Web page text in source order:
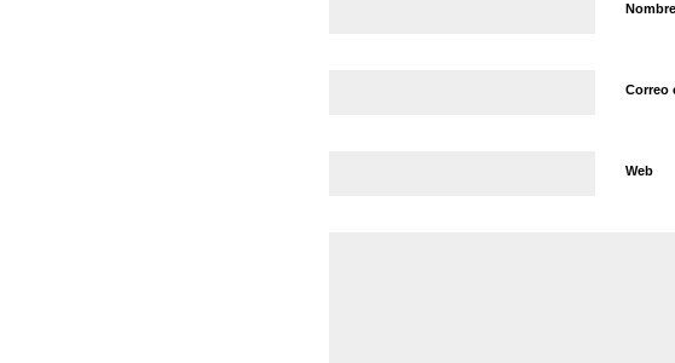
Nombre
Correo
Web